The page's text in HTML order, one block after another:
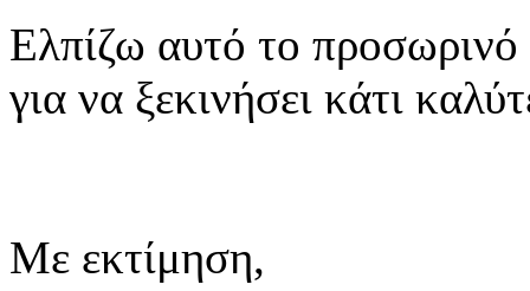
Ελπίζω αυτό το προσωρινό
για να ξεκινήσει κάτι
Με εκτίμηση,